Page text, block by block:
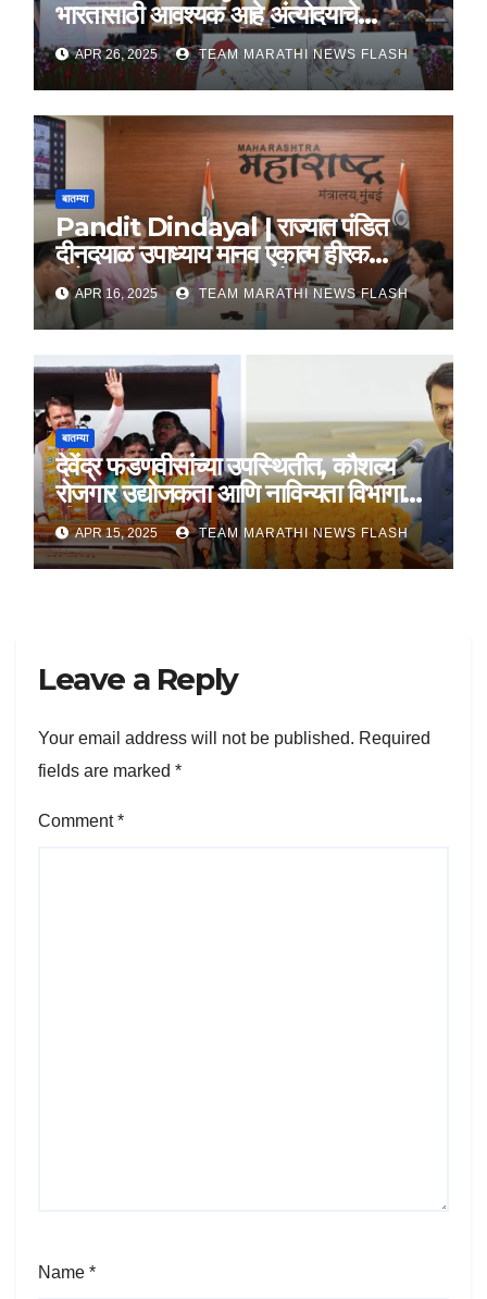
भारतासाठी आवश्यक आहे अंत्योदयाचे
तत्वज्ञान – राज्यपाल सी. पी. राधाकृष्णन
APR 26, 2025 TEAM MARATHI NEWS FLASH
बातम्या
Pandit Dindayal | राज्यात पंडित
दीनदयाळ उपाध्याय मानव एकात्म हीरक
महोत्सव, 22-25 दरम्यान होणार साजरा
APR 16, 2025 TEAM MARATHI NEWS FLASH
बातम्या
देवेंद्र फडणवीसांच्या उपस्थितीत, कौशल्य
रोजगार उद्योजकता आणि नाविन्यता विभागाचे
तीन सामंजस्य करार
APR 15, 2025 TEAM MARATHI NEWS FLASH
Leave a Reply
Your email address will not be published. Required
fields are marked *
Comment*
Name *